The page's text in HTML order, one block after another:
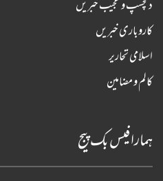
دلچسپ و عجیب خبریں
کاروباری خبریں
اسلامی تحاریر
کالم و مضامین
ہمارا فیس بک پیج